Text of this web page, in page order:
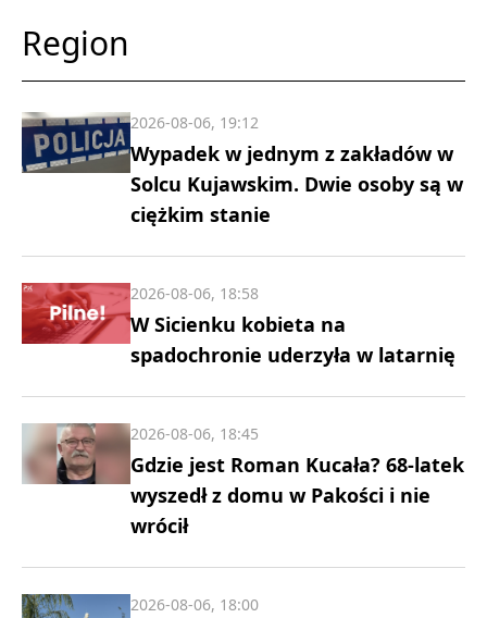
Region
Wypadek w jednym z zakładów w
Solcu Kujawskim. Dwie osoby są w
ciężkim stanie
2026-08-06, 19:12
W Sicienku kobieta na
spadochronie uderzyła w latarnię
2026-08-06, 18:58
Gdzie jest Roman Kucała? 68-latek
wyszedł z domu w Pakości i nie
wrócił
2026-08-06, 18:45
2026-08-06, 18:00